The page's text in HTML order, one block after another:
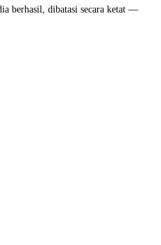
berhasil, dibatasi secara ketat —